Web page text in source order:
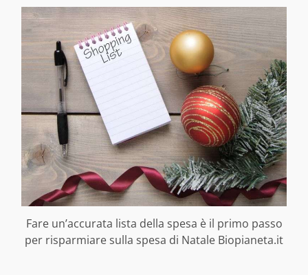
Fare un’accurata lista della spesa è il primo passo
per risparmiare sulla spesa di Natale Biopianeta.it